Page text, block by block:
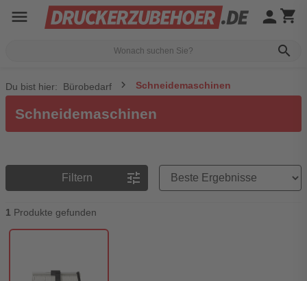
menu
search
person shopping_cart
Du bist hier: Bürobedarf Schneidemaschinen
Schneidemaschinen
Filtern tune
Preisreihenfolge
1 Produkte gefunden